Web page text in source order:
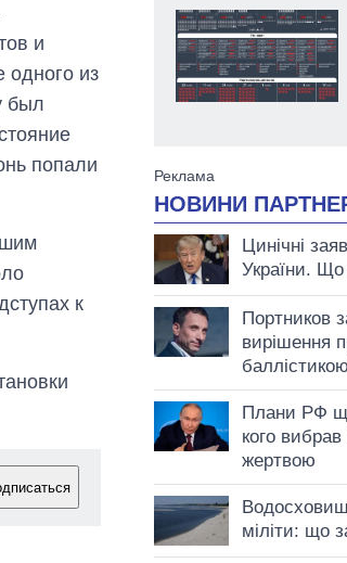
и
одного из
был
попали
к
изменился
за 13 лет
с россией